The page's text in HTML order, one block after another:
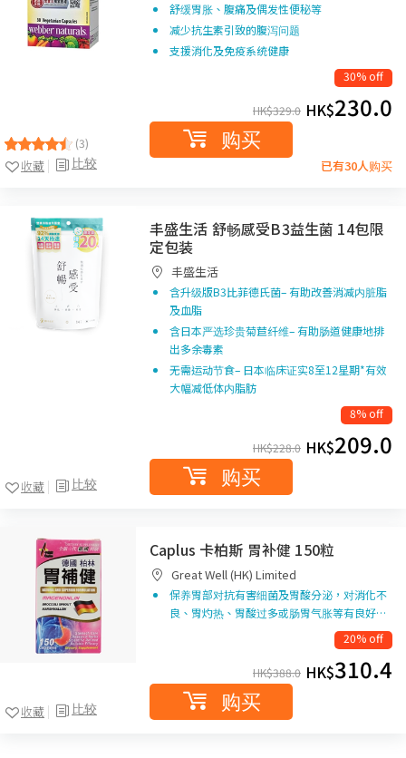
(3)
比较
收藏
舒缓胃胀、腹痛及偶发性便秘等
减少抗生素引致的腹泻问题
支援消化及免疫系统健康
30% off
HK$329.0 HK$230.0
购买
已有30人购买
比较
收藏
丰盛生活 舒畅感受B3益生菌 14包限
定包装
丰盛生活
含升级版B3比菲德氏菌– 有助改善消减内脏脂
及血脂
含日本严选珍贵菊苣纤维– 有助肠道健康地排
出多余毒素
无需运动节食– 日本临床证实8至12星期*有效
大幅减低体内脂肪
8% off
HK$228.0 HK$209.0
购买
比较
收藏
Caplus 卡柏斯 胃补健 150粒
Great Well (HK) Limited
保养胃部对抗有害细菌及胃酸分泌，对消化不
良、胃灼热、胃酸过多或肠胃气胀等有良好…
20% off
HK$388.0 HK$310.4
购买